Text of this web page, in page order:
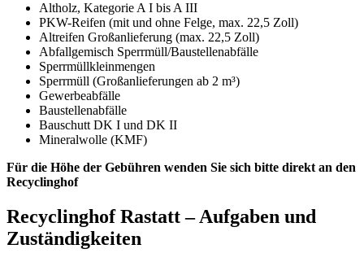
Altholz, Kategorie A I bis A III
PKW-Reifen (mit und ohne Felge, max. 22,5 Zoll)
Altreifen Großanlieferung (max. 22,5 Zoll)
Abfallgemisch Sperrmüll/Baustellenabfälle
Sperrmüllkleinmengen
Sperrmüll (Großanlieferungen ab 2 m³)
Gewerbeabfälle
Baustellenabfälle
Bauschutt DK I und DK II
Mineralwolle (KMF)
Für die Höhe der Gebühren wenden Sie sich bitte direkt an den
Recyclinghof
Recyclinghof Rastatt – Aufgaben und
Zuständigkeiten